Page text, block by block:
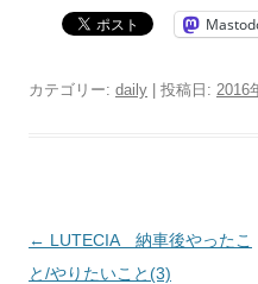
カテゴリー: daily | 投稿日: 2016
投
稿
← LUTECIA 納車後やったこ
と/やりたいこと(3)